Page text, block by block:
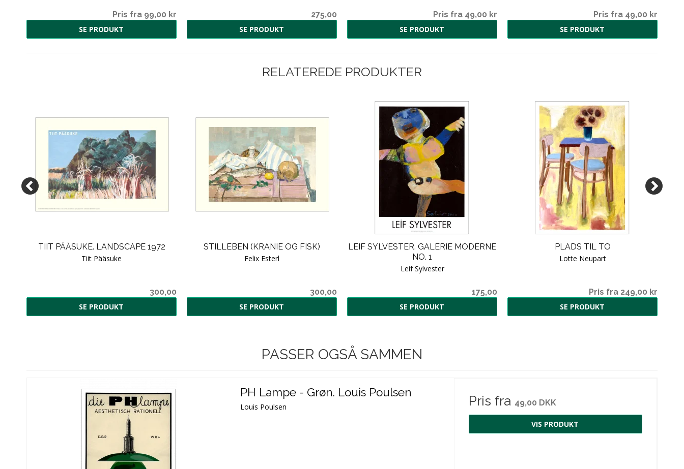
Pris fra 99,00 kr
SE PRODUKT
275,00
SE PRODUKT
Pris fra 49,00 kr
SE PRODUKT
Pris fra 49,00 kr
SE PRODUKT
RELATEREDE PRODUKTER
TIIT PÄÄSUKE. LANDSCAPE 1972
Tiit Pääsuke
300,00
SE PRODUKT
STILLEBEN (KRANIE OG FISK)
Felix Esterl
300,00
SE PRODUKT
LEIF SYLVESTER. GALERIE MODERNE
NO. 1
Leif Sylvester
175,00
SE PRODUKT
PLADS TIL TO
Lotte Neupart
Pris fra 249,00 kr
SE PRODUKT
PASSER OGSÅ SAMMEN
PH Lampe - Grøn. Louis Poulsen
Louis Poulsen Pris fra 49,00 DKK
VIS PRODUKT